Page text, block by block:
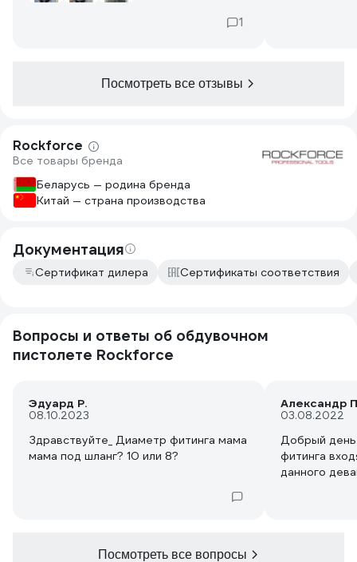
1
Посмотреть все отзывы
Rockforce
Все товары бренда
Беларусь — родина бренда
Китай — страна производства
Документация
Сертификат дилера Сертификаты соответствия
Вопросы и ответы об обдувочном
пистолете Rockforce
Эдуард Р.
08.10.2023
Здравствуйте_ Диаметр фитинга мама
мама под шланг? 10 или 8?
Александр
03.08.2022
Добрый
фитинга
данного
Посмотреть все вопросы